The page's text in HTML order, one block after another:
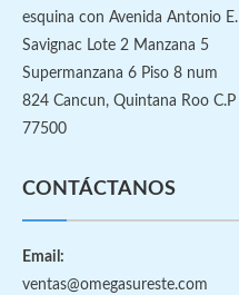
esquina con Avenida Antonio E.
Savignac Lote 2 Manzana 5
Supermanzana 6 Piso 8 num
824 Cancun, Quintana Roo C.P
77500
CONTÁCTANOS
Email:
ventas@omegasureste.com